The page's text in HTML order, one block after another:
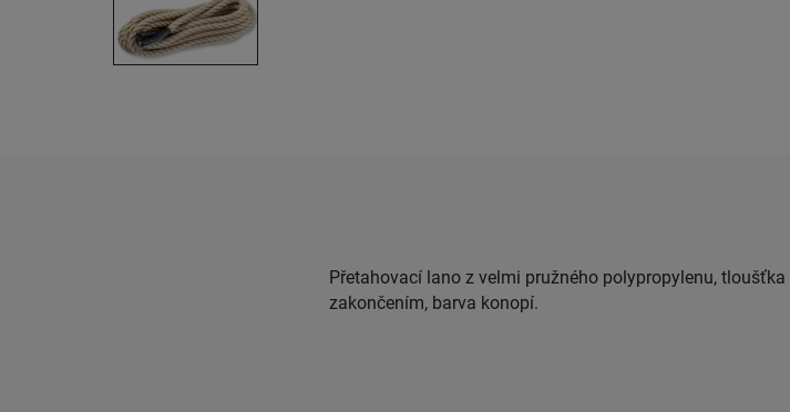
Přetahovací lano z velmi pružného polypropylenu,
zakončením, barva konopí.